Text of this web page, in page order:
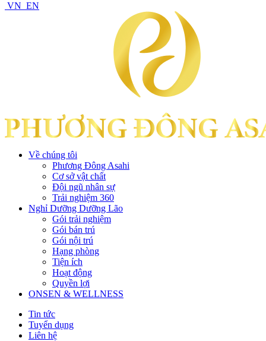
VN EN
Về chúng tôi
Phương Đông Asahi
Cơ sở vật chất
Đội ngũ nhân sự
Trải nghiệm 360
Nghỉ Dưỡng Dưỡng Lão
Gói trải nghiệm
Gói bán trú
Gói nội trú
Hạng phòng
Tiện ích
Hoạt động
Quyền lợi
ONSEN & WELLNESS
Tin tức
Tuyển dụng
Liên hệ